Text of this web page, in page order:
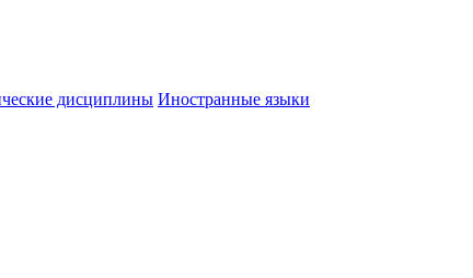
дисциплины Иностранные языки